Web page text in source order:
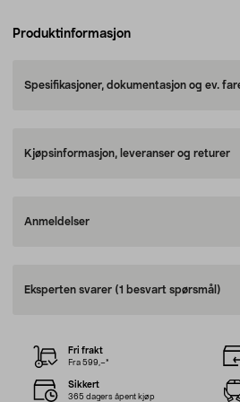
Produktinformasjon
Spesifikasjoner, dokumentasjon og ev.
Kjøpsinformasjon, leveranser og returer
Anmeldelser
Eksperten svarer (1 besvart spørsmål)
Fri frakt
Fra 599,–*
Sikkert
365 dagers åpent kjøp